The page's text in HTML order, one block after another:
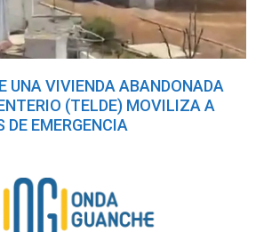
UNA VIVIENDA ABANDONADA
(TELDE) MOVILIZA A
DE EMERGENCIA